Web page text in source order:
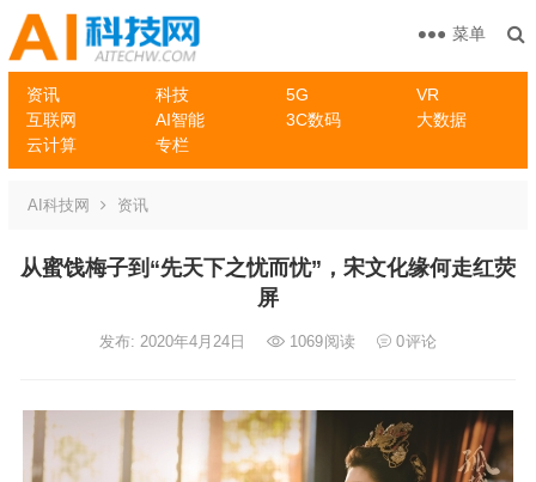
资讯 科技 5G
VR
互联网
AI智能 3C数码
大数据
云计算
专栏
菜单
AI科技网 资讯
从蜜饯梅子到“先天下之忧而忧”，宋文化缘何走红荧
屏
发布: 2020年4月24日 1069阅读 0评论